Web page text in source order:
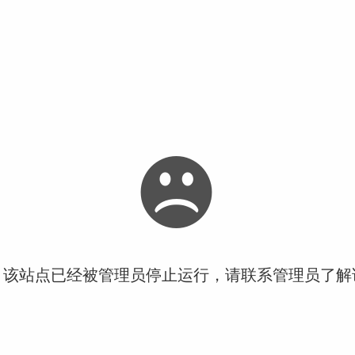
站点已经被管理员停止运行，请联系管理员了